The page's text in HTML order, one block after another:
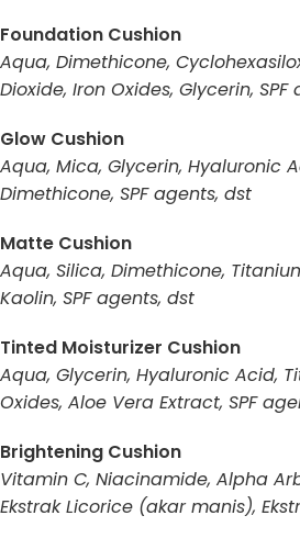
Foundation Cushion
Aqua, Dimethicone,
Dioxide, Iron Oxides, Glycerin,
Glow Cushion
Aqua, Mica, Glycerin, Hyaluronic
Dimethicone, SPF agents, dst
Matte Cushion
Aqua, Silica, Dimethicone,
Kaolin, SPF agents, dst
Tinted Moisturizer Cushion
Aqua, Glycerin, Hyaluronic Acid,
Oxides, Aloe Vera Extract, SPF
Brightening Cushion
Vitamin C, Niacinamide, Alpha
Ekstrak Licorice (akar manis),